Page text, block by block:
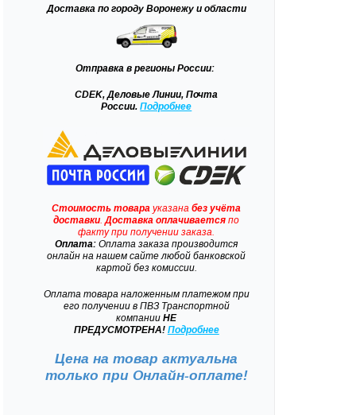
Доставкапо городу Воронежу и области
Отправка в регионы России:
CDEK, Деловые Линии, Почта
России.Подробнее
Стоимость товара указанабез учёта
доставки .Доставка оплачивается по
факту при получении заказа.
Оплата: Оплата заказа производится
онлайн на нашем сайте любой банковской
картой без комиссии.
Оплата товара наложенным платежом при
его получении в ПВЗ Транспортной
компании НЕ
ПРЕДУСМОТРЕНА! Подробнее
Цена на товар актуальна
только при Онлайн-оплате!